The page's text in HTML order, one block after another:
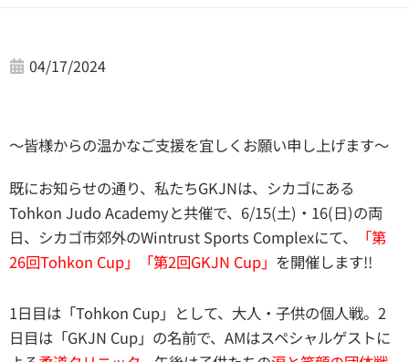
04/17/2024
〜皆様からの温かなご支援を宜しくお願い申し上げます〜
既にお知らせの通り、私たちGKJNは、シカゴにある
Tohkon Judo Academyと共催で、6/15(土)・16(日)の両
日、シカゴ市郊外のWintrust Sports Complexにて、
「第
26回Tohkon Cup」「第2回GKJN Cup」 を開催します!!
1日目は「Tohkon Cup」として、大人・子供の個人戦。2
日目は「GKJN Cup」の名前で、AMはスペシャルゲストに